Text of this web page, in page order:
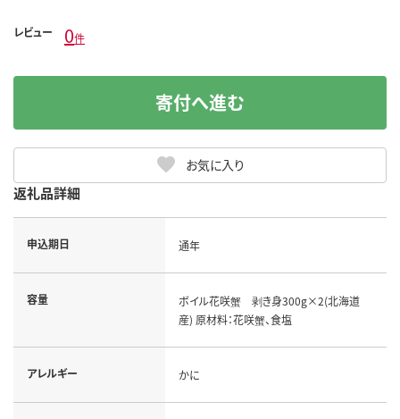
レビュー 0件
お気に入り
寄付へ進む
返礼品詳細
申込期日 通年
容量
ボイル花咲蟹 剥き身300g×2(北海道
産) 原材料：花咲蟹、食塩
アレルギー かに